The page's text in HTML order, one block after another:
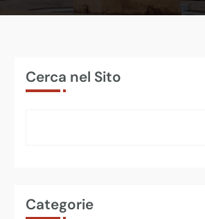
Cerca nel Sito
Categorie